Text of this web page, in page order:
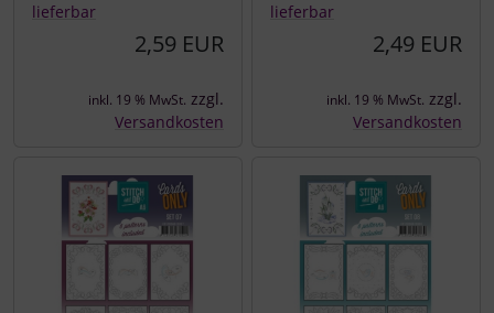
lieferbar
2,59 EUR
inkl. 19 % MwSt. zzgl.
Versandkosten
lieferbar
2,49 EUR
inkl. 19 % MwSt. zzgl.
Versandkosten